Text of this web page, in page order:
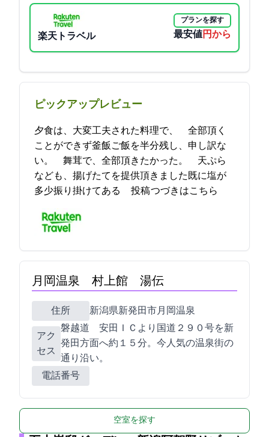
楽天トラベル
プランを探す
最安値12100円から
ピックアップレビュー
夕食は、大変工夫された料理で、 全部頂く
ことができず(釜飯ご飯を半分残し)、申し訳な
い。 舞茸で、全部頂きたかった。 天ぷら
なども、揚げたてを提供頂きました(既に塩が
多少振り掛けてある… 2021-09-23 13:18:41投稿つづきはこちら
月岡温泉 村上館 湯伝
住所 新潟県新発田市月岡温泉230
アク
セス
磐越道 安田ＩＣより国道２９０号を新
発田方面へ約１５分。今人気の温泉街の
通り沿い。
電話番号
空室を探す